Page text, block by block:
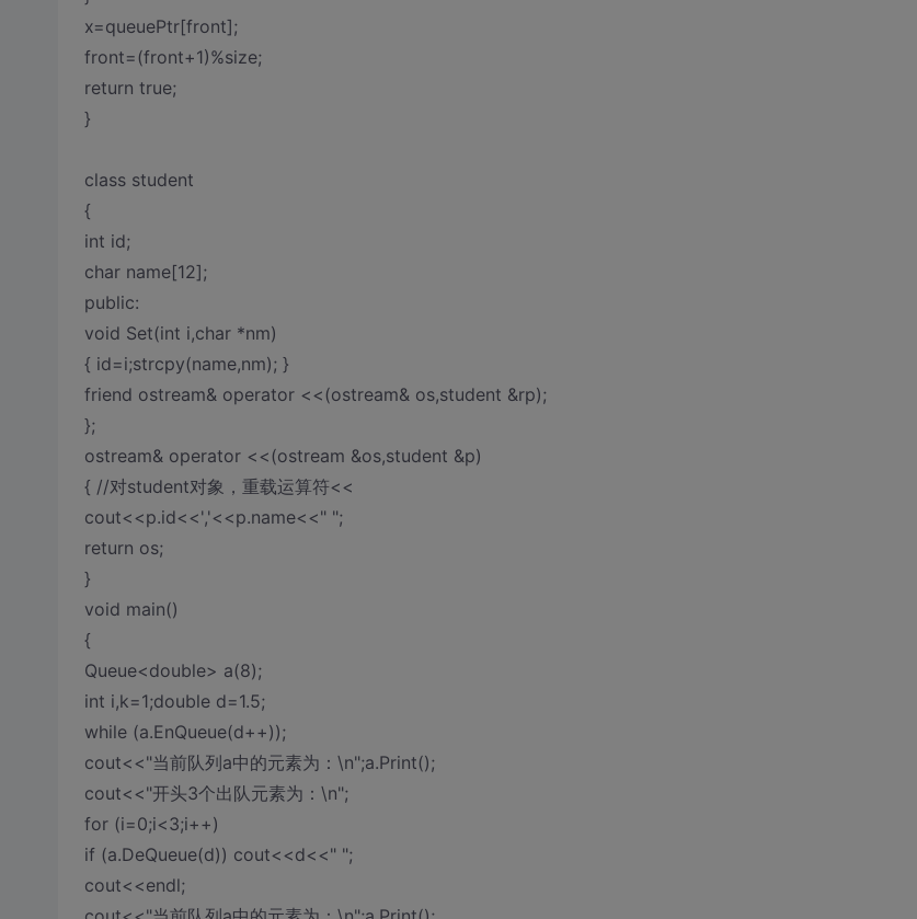
x=queuePtr[front];
front=(front+1)%size;
return true;
}
class student
{
int id;
char name[12];
public:
void Set(int i,char *nm)
{ id=i;strcpy(name,nm); }
friend ostream& operator <<(ostream& os,student &rp);
};
ostream& operator <<(ostream &os,student &p)
{ //对student对象，重载运算符<<
cout<<p.id<<','<<p.name<<" ";
return os;
}
void main()
{
Queue<double> a(8);
int i,k=1;double d=1.5;
while (a.EnQueue(d++));
cout<<"当前队列a中的元素为：\n";a.Print();
cout<<"开头3个出队元素为：\n";
for (i=0;i<3;i++)
if (a.DeQueue(d)) cout<<d<<" ";
cout<<endl;